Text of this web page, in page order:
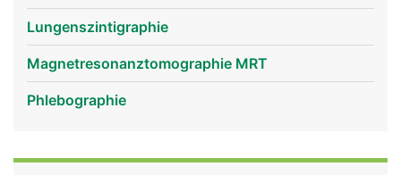
lungenvenen mann
Lungenszintigraphie
Magnetresonanztomographie MRT
Phlebographie